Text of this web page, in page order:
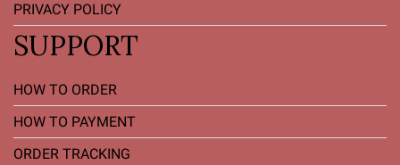
PRIVACY POLICY
SUPPORT
HOW TO ORDER
HOW TO PAYMENT
ORDER TRACKING